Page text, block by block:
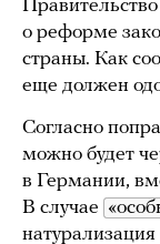
о реформе
страны. Как
еще должен
Согласно
можно будет
в Германии,
В случае